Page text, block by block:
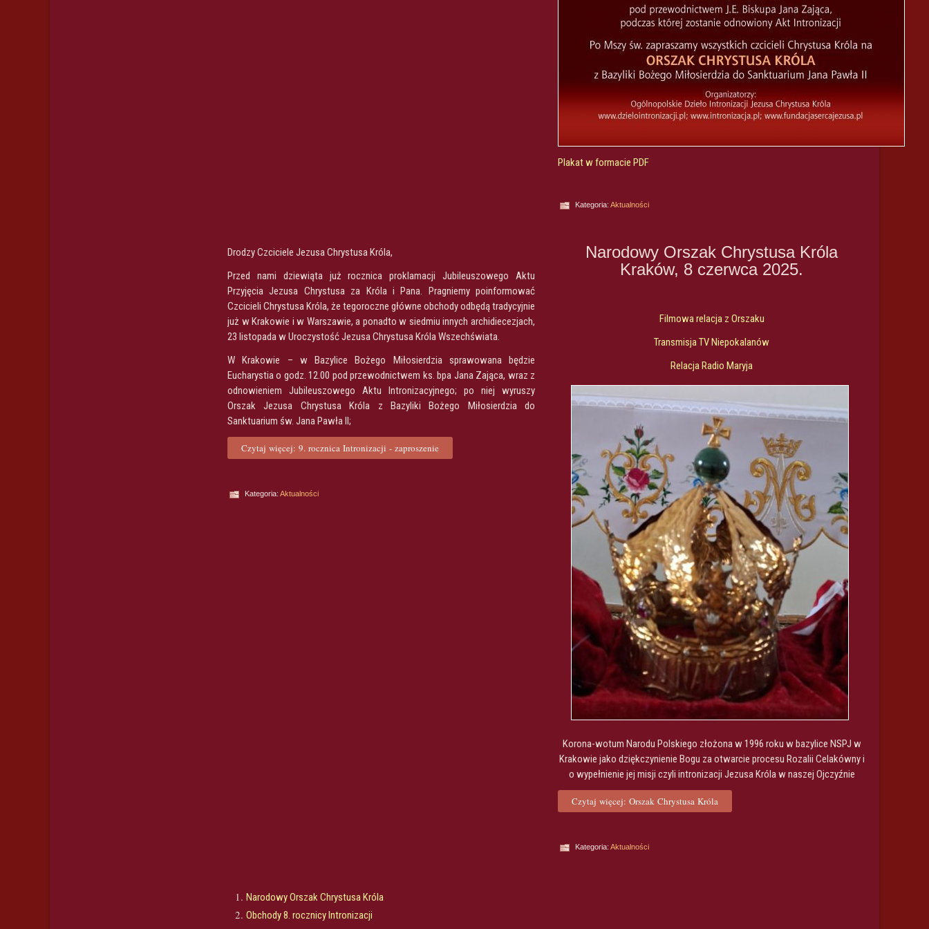
Plakat w formacie PDF
Kategoria: Aktualności
Drodzy Czciciele Jezusa Chrystusa Króla,
Przed nami dziewiąta już rocznica proklamacji Jubileuszowego Aktu
Przyjęcia Jezusa Chrystusa za Króla i Pana. Pragniemy poinformować
Czcicieli Chrystusa Króla, że tegoroczne główne obchody odbędą tradycyjnie
już w Krakowie i w Warszawie, a ponadto w siedmiu innych archidiecezjach,
23 listopada w Uroczystość Jezusa Chrystusa Króla Wszechświata.
W Krakowie – w Bazylice Bożego Miłosierdzia sprawowana będzie
Eucharystia o godz. 12.00 pod przewodnictwem ks. bpa Jana Zająca, wraz z
odnowieniem Jubileuszowego Aktu Intronizacyjnego; po niej wyruszy
Orszak Jezusa Chrystusa Króla z Bazyliki Bożego Miłosierdzia do
Sanktuarium św. Jana Pawła II;
Czytaj więcej: 9. rocznica Intronizacji - zaproszenie
Kategoria: Aktualności
Narodowy Orszak Chrystusa Króla
Kraków, 8 czerwca 2025.
Filmowa relacja z Orszaku
Transmisja TV Niepokalanów
Relacja Radio Maryja
Korona-wotum Narodu Polskiego złożona w 1996 roku w bazylice NSPJ w
Krakowie jako dziękczynienie Bogu za otwarcie procesu Rozalii Celakówny i
o wypełnienie jej misji czyli intronizacji Jezusa Króla w naszej Ojczyźnie
Czytaj więcej: Orszak Chrystusa Króla
Kategoria: Aktualności
Narodowy Orszak Chrystusa Króla
Obchody 8. rocznicy Intronizacji